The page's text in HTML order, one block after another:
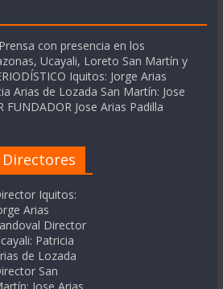
con presencia en los
Ucayali, Loreto San Martín y
Iquitos: Jorge Arias
Arias de Lozada San Martín: Jose
FUNDADOR Jose Arias Padilla
Directores
Iquitos:
Arias
Director
Patricia
de Lozada
San